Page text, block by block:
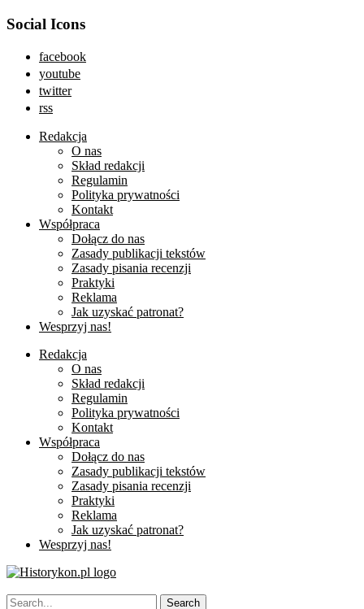
Social Icons
facebook
youtube
twitter
rss
Redakcja
O nas
Skład redakcji
Regulamin
Polityka prywatności
Kontakt
Współpraca
Dołącz do nas
Zasady publikacji tekstów
Zasady pisania recenzji
Praktyki
Reklama
Jak uzyskać patronat?
Wesprzyj nas!
Redakcja
O nas
Skład redakcji
Regulamin
Polityka prywatności
Kontakt
Współpraca
Dołącz do nas
Zasady publikacji tekstów
Zasady pisania recenzji
Praktyki
Reklama
Jak uzyskać patronat?
Wesprzyj nas!